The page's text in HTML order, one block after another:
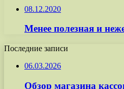
08.12.2020
Менее полезная и
Последние записи
06.03.2026
Обзор магазина